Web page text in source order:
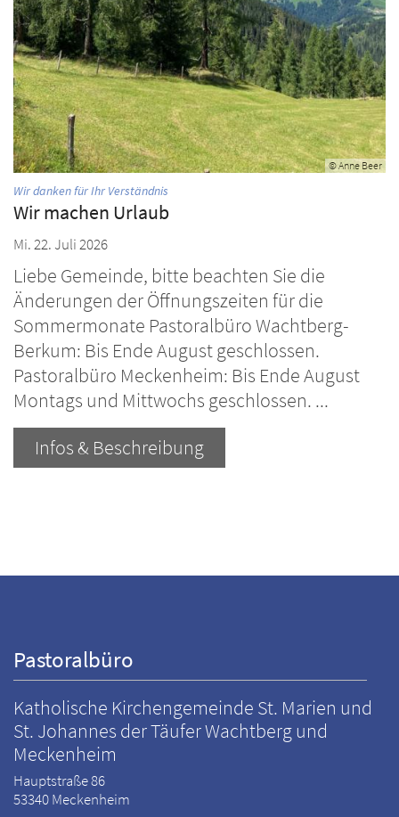
© Anne Beer
Wir danken für Ihr Verständnis
Wir machen Urlaub
Mi. 22. Juli 2026
­Liebe Gemeinde, bitte beachten Sie die
Änderungen der Öffnungszeiten für die
Sommermonate Pastoralbüro Wachtberg-
Berkum: Bis Ende August geschlossen.
Pastoralbüro Meckenheim: Bis Ende August
Montags und Mittwochs geschlossen. ...
Infos & Beschreibung
Pastoralbüro
Katholische Kirchengemeinde St. Marien und
St. Johannes der Täufer Wachtberg und
Meckenheim
Hauptstraße 86
53340Meckenheim